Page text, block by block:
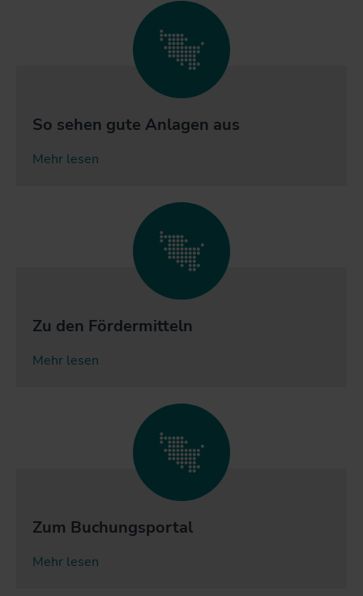
So sehen gute Anlagen aus
Mehr lesen
Zu den Fördermitteln
Mehr lesen
Zum Buchungsportal
Mehr lesen